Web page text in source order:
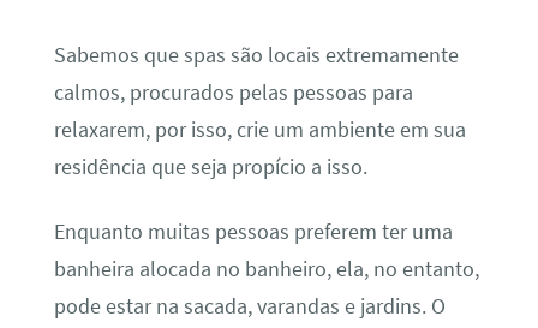
Sabemos que spas são locais extremamente
calmos, procurados pelas pessoas para
relaxarem, por isso, crie um ambiente em sua
residência que seja propício a isso.
Enquanto muitas pessoas preferem ter uma
banheira alocada no banheiro, ela, no entanto,
pode estar na sacada, varandas e jardins. O